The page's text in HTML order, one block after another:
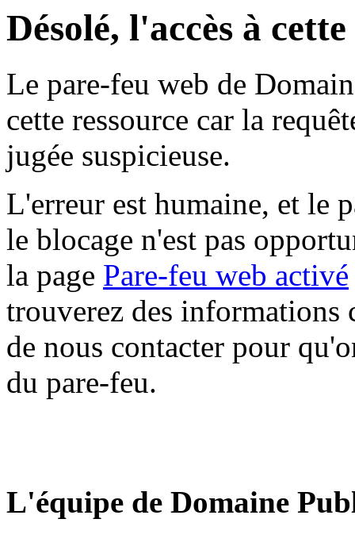
Désolé, l'accès à
Le pare-feu web de
cette ressource car la
jugée suspicieuse.
L'erreur est humaine, et le
le blocage n'est pas
la page Pare-feu web activé
trouverez des informations
de nous contacter pour
du pare-feu.
L'équipe de Domaine